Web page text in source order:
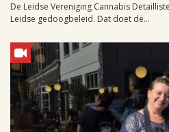
De Leidse Vereniging Cannabis
Leidse gedoogbeleid. Dat doet de...